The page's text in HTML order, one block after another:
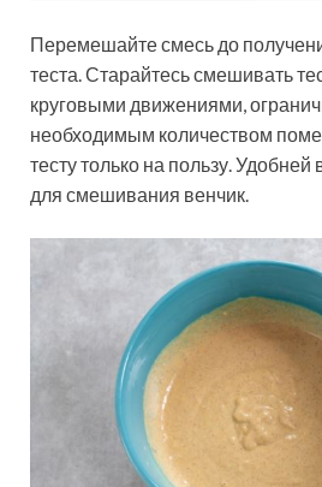
Перемешайте смесь до
теста. Старайтесь смешивать
круговыми движениями,
необходимым количеством
тесту только на пользу. Удобней
для смешивания венчик.